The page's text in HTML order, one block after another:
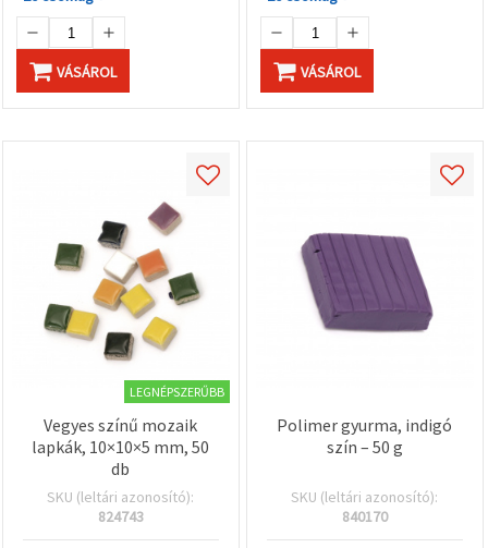
VÁSÁROL VÁSÁROL
LEGNÉPSZERŰBB
Vegyes színű mozaik
lapkák, 10×10×5 mm, 50
db
SKU (leltári azonosító):
824743
Polimer gyurma, indigó
szín – 50 g
SKU (leltári azonosító):
840170